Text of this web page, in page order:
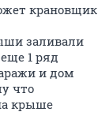
крановщик
заливали
1 ряд
и дом
что
крыше